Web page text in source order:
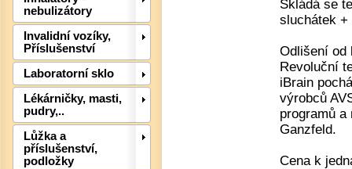
nebulizátory
Invalidní vozíky,
Příslušenství
Laboratorní sklo
Lékárničky, masti,
pudry,..
Lůžka a
příslušenství,
podložky
Skládá se
sluchátek +
Odlišení od
Revoluční
iBrain
výrobců
programů
Ganzfeld.
Cena k